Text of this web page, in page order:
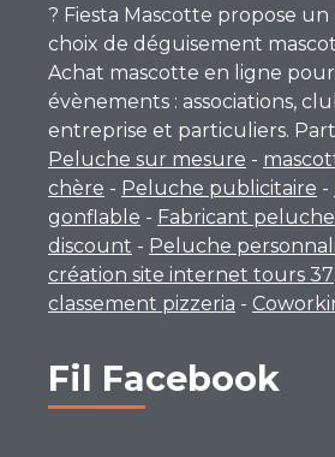
? Fiesta Mascotte propose un
choix de déguisement
Achat mascotte en ligne
évènements : associations,
entreprise et particuliers.
Peluche sur mesure -
chère - Peluche publicitaire -
gonflable - Fabricant peluche
discount - Peluche
création site internet tours 37
classement pizzeria -
Fil Facebook